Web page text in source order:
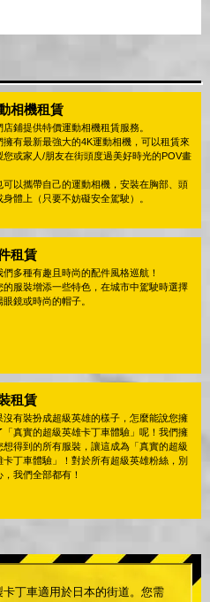
相機租賃
店鋪提供特價運動相機租賃服務。
擁有最新最強大的4K運動相機，可以租賃來
您或家人/朋友在街頭度過美好時光的POV畫
可以攜帶自己的運動相機，安裝在胸部、頭
身體上（只要不妨礙安全駕駛）。
租賃
們多種有趣且時尚的配件風格巡航！
的服裝增添一些特色，在城市中駕駛時選擇
眼鏡或時尚的帽子。
租賃
沒有裝扮成超級英雄的樣子，怎麼能說您擁
「真實的超級英雄卡丁車體驗」呢！我們擁
想得到的所有服裝，讓這成為「真實的超級
卡丁車體驗」！對於所有超級英雄粉絲，別
，我們全部都有！
丁車適用於日本的街道。您需